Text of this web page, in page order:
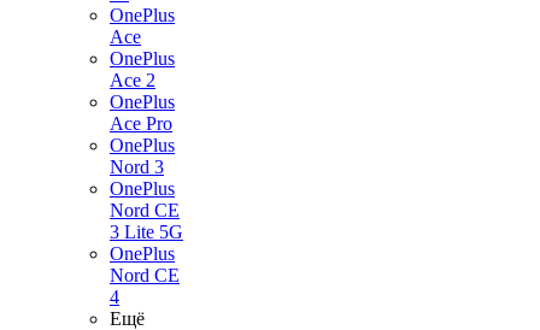
OnePlus
Ace
OnePlus
Ace 2
OnePlus
Ace Pro
OnePlus
Nord 3
OnePlus
Nord CE
3 Lite 5G
OnePlus
Nord CE
4
Ещё